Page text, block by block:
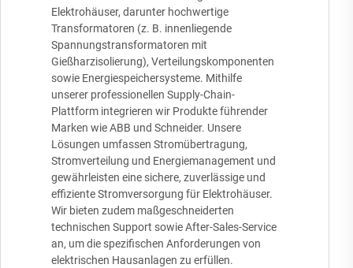
Elektrohäuser, darunter hochwertige
Transformatoren (z. B. innenliegende
Spannungstransformatoren mit
Gießharzisolierung), Verteilungskomponenten
sowie Energiespeichersysteme. Mithilfe
unserer professionellen Supply-Chain-
Plattform integrieren wir Produkte führender
Marken wie ABB und Schneider. Unsere
Lösungen umfassen Stromübertragung,
Stromverteilung und Energiemanagement und
gewährleisten eine sichere, zuverlässige und
effiziente Stromversorgung für Elektrohäuser.
Wir bieten zudem maßgeschneiderten
technischen Support sowie After-Sales-Service
an, um die spezifischen Anforderungen von
elektrischen Hausanlagen zu erfüllen.